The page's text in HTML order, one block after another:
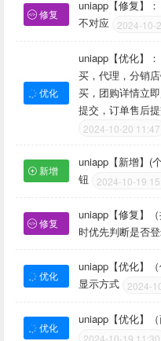
修复
uniapp【修复】
不对应
2024-10-
优化
uniapp【优化】
买，代理，分销
买，团购详情立
提交，订单售后
2024-10-20 11:47
新增
uniapp【新增】(
钮
2024-10-19
修复
uniapp【修复】
时优先判断是否
优化
uniapp【优化】
显示方式
2024-
优化
uniapp【优化】
2024-10-19 11:30